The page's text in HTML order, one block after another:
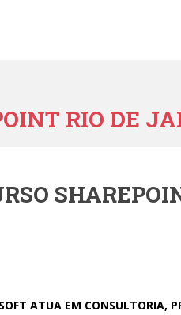
RIO DE
ATUA EM CONSULTORIA,